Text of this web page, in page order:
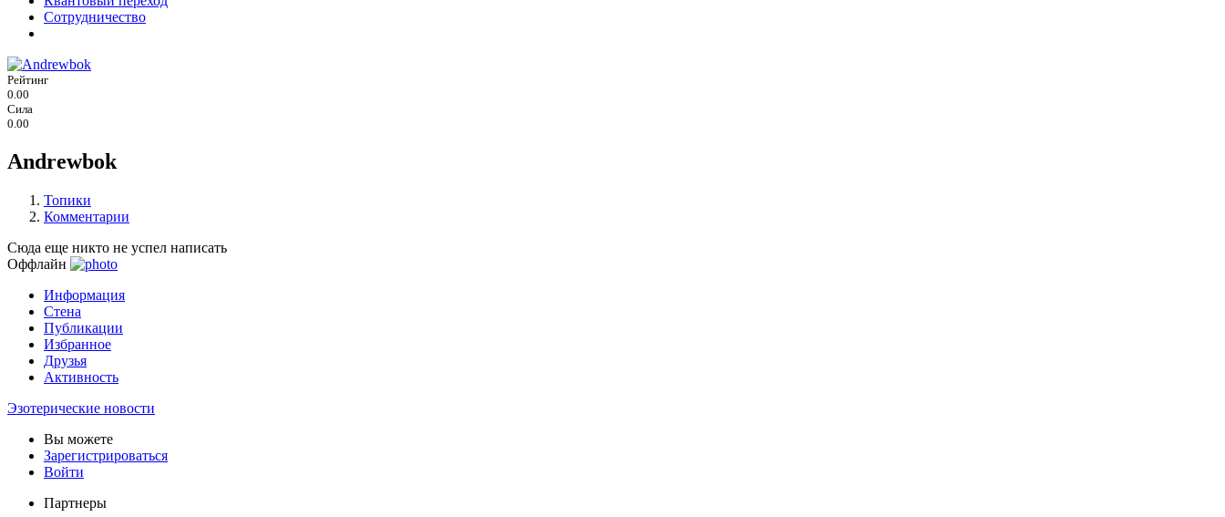
Сотрудничество
Рейтинг
0.00
Сила
0.00
Andrewbok
Топики
Комментарии
Сюда еще никто не успел написать
Оффлайн
Информация
Стена
Публикации
Избранное
Друзья
Активность
Эзотерические новости
Вы можете
Зарегистрироваться
Войти
Партнеры